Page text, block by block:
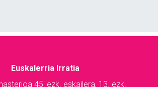
Euskalerria Irratia
45, ezk. eskailera, 13. ezk.